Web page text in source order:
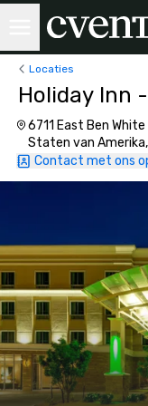
Locaties
Holiday Inn
6711 East Ben
Staten van
Contact met ons